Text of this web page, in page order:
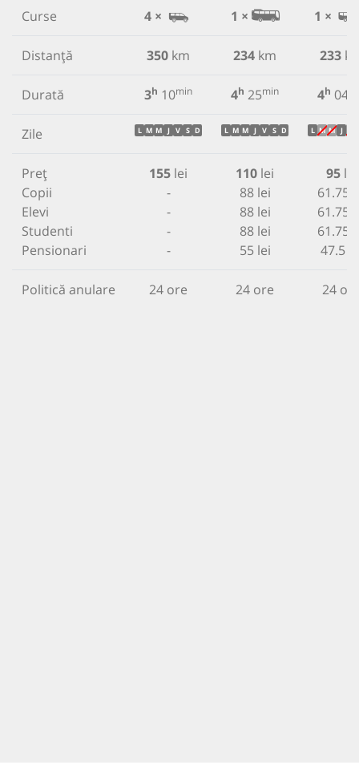
Curse 4 × 1 × 1 ×
Distanță 350 km 234 km 233
Durată 3h 10min 4h 25min 4h 04
Zile L M M J V S D L M M J V S D L M M J
Preț
Copii
Elevi
Studenti
Pensionari
155 lei
-
-
-
-
110 lei
88 lei
88 lei
88 lei
55 lei
95lei
61.75
61.75
61.75
47.5
Politică anulare 24 ore 24 ore 24